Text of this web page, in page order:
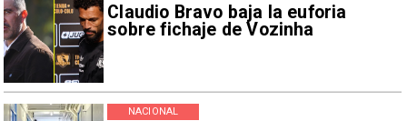
Claudio Bravo baja la euforia
sobre fichaje de Vozinha
NACIONAL